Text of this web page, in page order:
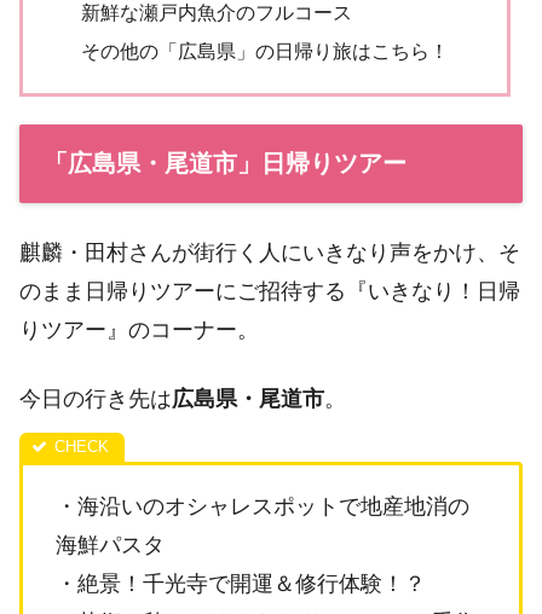
新鮮な瀬戸内魚介のフルコース
その他の「広島県」の日帰り旅はこちら！
「広島県・尾道市」日帰りツアー
麒麟・田村さんが街行く人にいきなり声をかけ、そ
のまま日帰りツアーにご招待する『いきなり！日帰
りツアー』のコーナー。
今日の行き先は広島県・尾道市。
・海沿いのオシャレスポットで地産地消の
海鮮パスタ
・絶景！千光寺で開運＆修行体験！？